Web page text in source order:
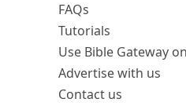
FAQs
Tutorials
Use Bible Gateway
Advertise with us
Contact us